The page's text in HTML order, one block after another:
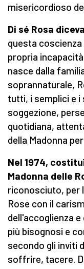
misericordioso
Di sé Rosa
questa coscienza
propria
nasce dalla
soprannaturale,
tutti, i semplici e i
soggezione,
quotidiana,
della Madonna
Nel 1974,
Madonna delle
riconosciuto, per
Rose con il
dell'accoglienza
più bisognosi e
secondo gli inviti
soffrire, tacere.